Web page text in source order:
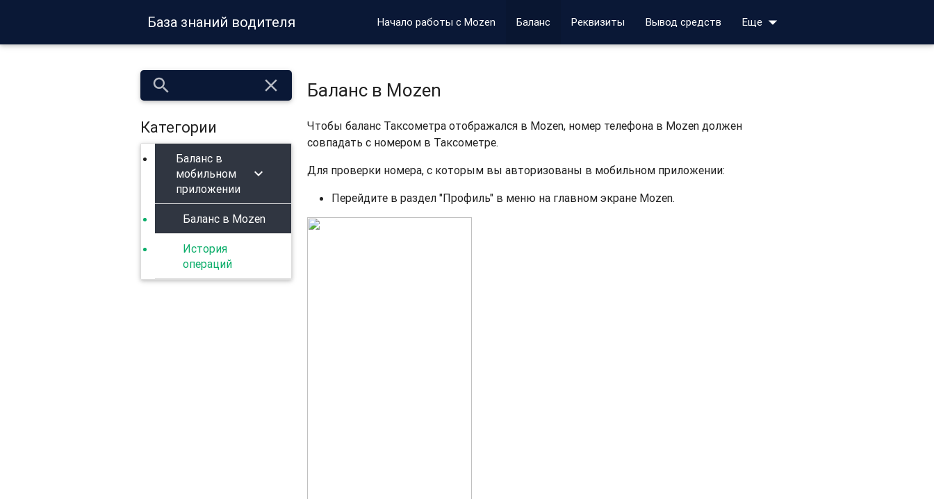
База знаний водителя Начало работы с Mozen Баланс Реквизиты Вывод средств Еще arrow_drop_down
search close
Категории
Баланс в
мобильном
приложении
chevron_right
Баланс в Mozen
История
операций
Баланс в Mozen
​Чтобы баланс Таксометра отображался в Mozen, номер телефона в Mozen должен
совпадать с номером в Таксометре.
Для проверки номера, с которым вы авторизованы в мобильном приложении:
Перейдите в раздел "Профиль" в меню на главном экране Mozen.